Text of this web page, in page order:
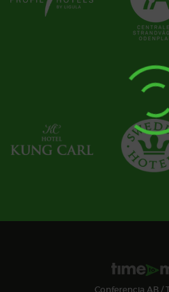
Conferencia AB /